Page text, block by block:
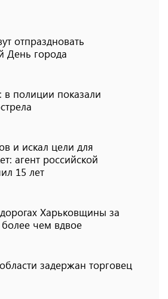
отпраздновать
День города
полиции показали
и искал цели для
агент российской
15 лет
Харьковщины за
чем вдвое
задержан торговец